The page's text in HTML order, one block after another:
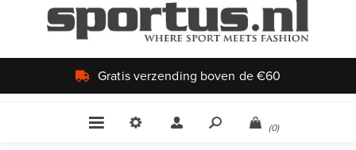
Gratis verzending boven de €60
(0)